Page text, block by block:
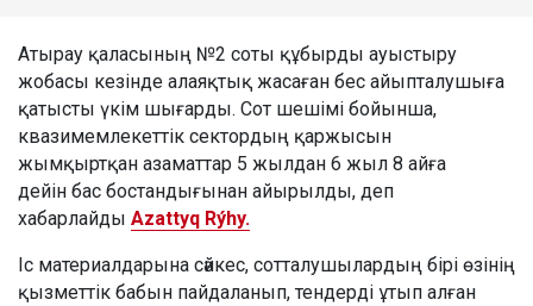
Атырау қаласының №2 соты құбырды ауыстыру
жобасы кезінде алаяқтық жасаған бес айыпталушыға
қатысты үкім шығарды. Сот шешімі бойынша,
квазимемлекеттік сектордың қаржысын
жымқыртқан азаматтар 5 жылдан 6 жыл 8 айға
дейін бас бостандығынан айырылды, деп
хабарлайды Azattyq Rýhy.
Іс материалдарына сәйкес, сотталушылардың бірі өзінің
қызметтік бабын пайдаланып, тендерді ұтып алған